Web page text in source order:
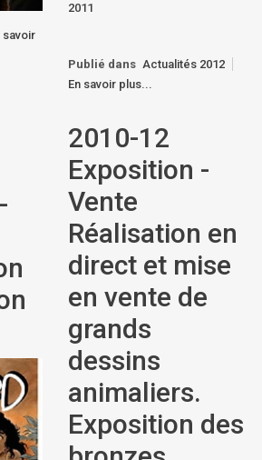
savoir
2011
Publié dans Actualités 2012
En savoir plus...
2010-12
Exposition -
Vente
Réalisation en
direct et mise
en vente de
grands
dessins
animaliers.
Exposition des